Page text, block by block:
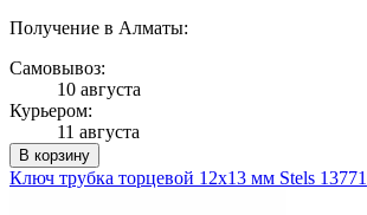
Получение в Алматы:
Самовывоз:
10 августа
Курьером:
11 августа
В корзину
Ключ трубка торцевой 12х13 мм Stels 13771